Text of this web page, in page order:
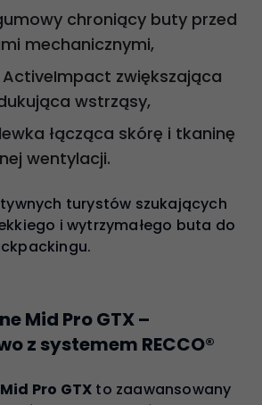
chroniący buty przed
mechanicznymi,
zwiększająca
wstrząsy,
łącząca skórę i tkaninę
wentylacji.
turystów szukających
i wytrzymałego buta do
Mid Pro GTX –
z systemem RECCO®
Pro GTX to zaawansowany